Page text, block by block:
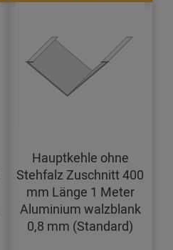
Hauptkehle ohne
Stehfalz Zuschnitt 400
mm Länge 1 Meter
Aluminium walzblank
0,8 mm (Standard)